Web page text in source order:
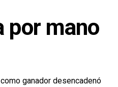
por mano
ganador desencadenó